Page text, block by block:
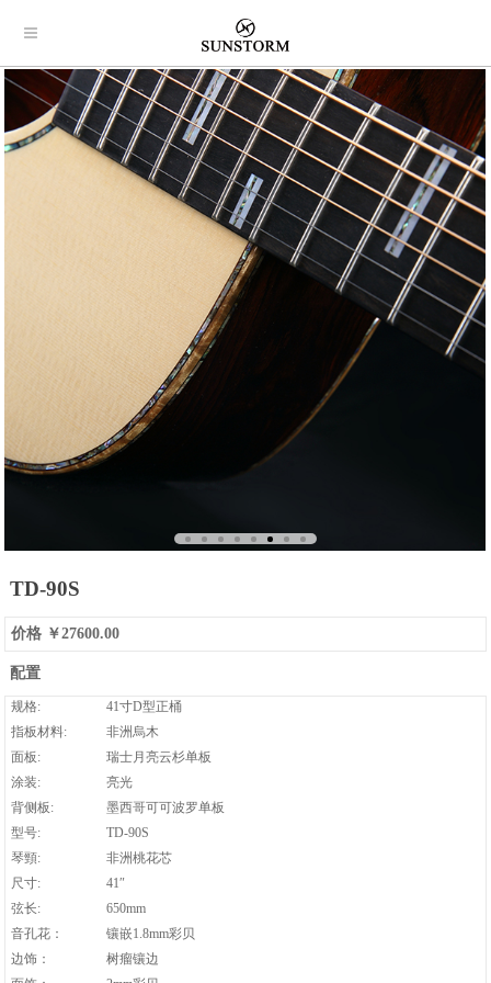
产品
T系列
R系列
S系列
行业新闻
生活画廊
视频
图片展示
国内地区
国外地区
查询帮助
联系我们
TD-90S
价格 ￥27600.00
配置
规格:
41寸D型正桶
指板材料:
非洲烏木
面板:
瑞士月亮云杉单板
涂装:
亮光
背侧板:
墨西哥可可波罗单板
型号:
TD-90S
琴頸:
非洲桃花芯
尺寸:
41″
弦长:
650mm
音孔花：
镶嵌1.8mm彩贝
边饰：
树瘤镶边